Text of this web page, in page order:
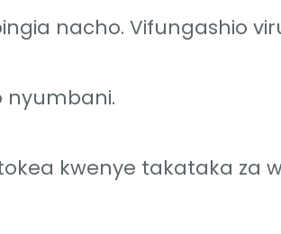
nacho. Vifungashio
nyumbani.
kwenye takataka za